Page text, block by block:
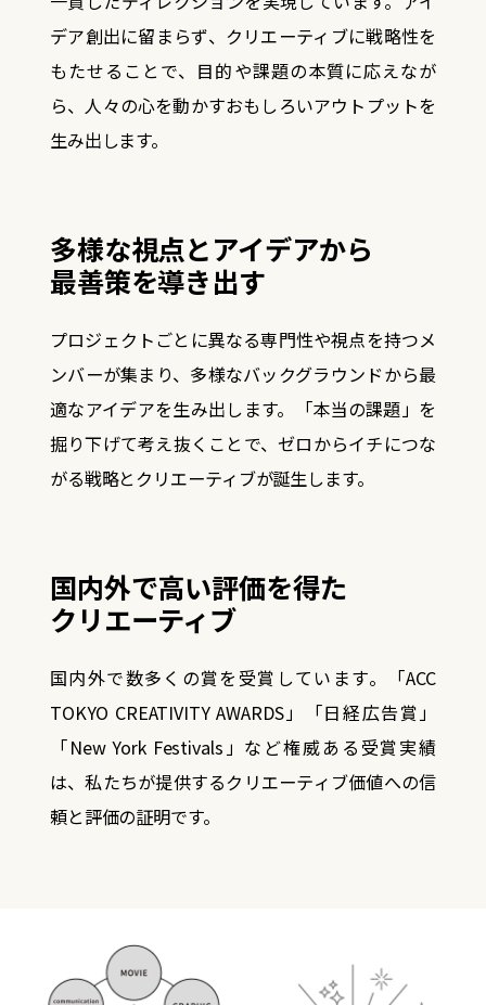
デア創出に留まらず、クリエーティブに戦略性を
もたせることで、 目的や課題の本質に応えなが
ら、人々の心を動かすおもしろいアウトプットを
生み出します。
多様な視点とアイデアから
最善策を導き出す
プロジェクトごとに異なる専門性や視点を持つメ
ンバーが集まり、 多様なバックグラウンドから最
適なアイデアを生み出します。
「本当の課題」を
掘り下げて考え抜くことで、ゼロからイチにつな
がる戦略とクリエーティブが誕生します。
国内外で高い評価を得た
クリエーティブ
国内外で数多くの賞を受賞しています。
「ACC
TOKYO CREATIVITY AWARDS」「日経広告賞」
「New York Festivals」など権威ある受賞実績
は、私たちが提供するクリエーティブ価値への信
頼と評価の証明です。